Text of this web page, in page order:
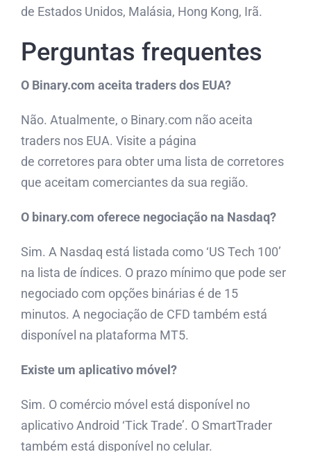
de Estados Unidos, Malásia, Hong Kong, Irã.
Perguntas frequentes
O Binary.com aceita traders dos EUA?
Não. Atualmente, o Binary.com não aceita
traders nos EUA. Visite a página
de corretores para obter uma lista de corretores
que aceitam comerciantes da sua região.
O binary.com oferece negociação na Nasdaq?
Sim. A Nasdaq está listada como ‘US Tech 100’
na lista de índices. O prazo mínimo que pode ser
negociado com opções binárias é de 15
minutos. A negociação de CFD também está
disponível na plataforma MT5.
Existe um aplicativo móvel?
Sim. O comércio móvel está disponível no
aplicativo Android ‘Tick Trade’. O SmartTrader
também está disponível no celular.